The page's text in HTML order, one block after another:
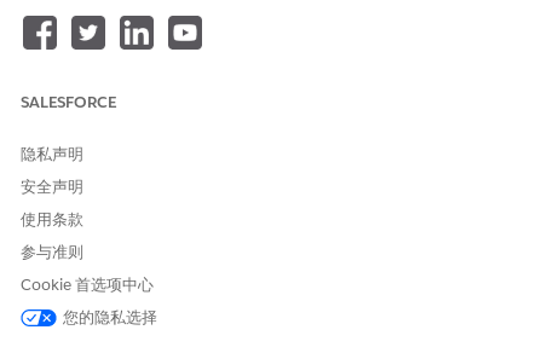
SALESFORCE
隐私声明
安全声明
使用条款
参与准则
Cookie 首选项中心
您的隐私选择